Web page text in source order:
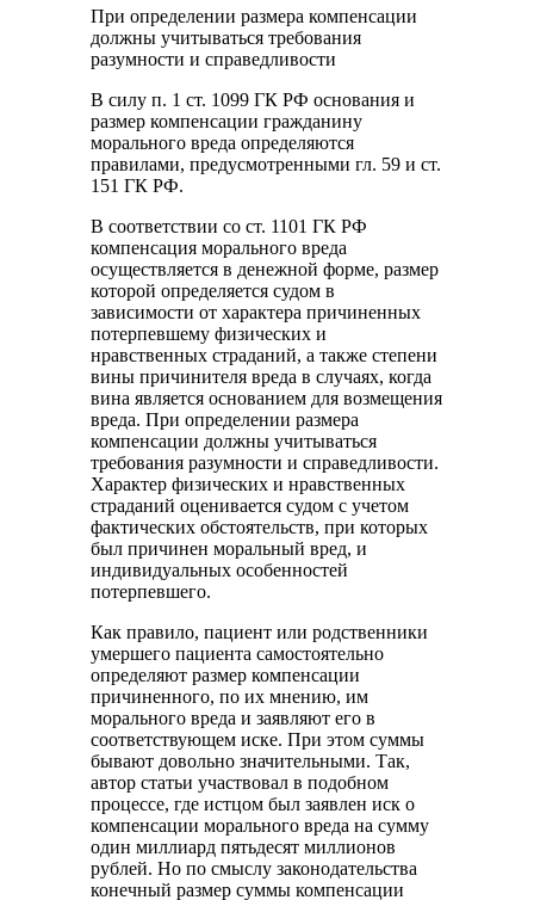
При определении размера компенсации
должны учитываться требования
разумности и справедливости
В силу п. 1 ст. 1099 ГК РФ основания и
размер компенсации гражданину
морального вреда определяются
правилами, предусмотренными гл. 59 и ст.
151 ГК РФ.
В соответствии со ст. 1101 ГК РФ
компенсация морального вреда
осуществляется в денежной форме, размер
которой определяется судом в
зависимости от характера причиненных
потерпевшему физических и
нравственных страданий, а также степени
вины причинителя вреда в случаях, когда
вина является основанием для возмещения
вреда. При определении размера
компенсации должны учитываться
требования разумности и справедливости.
Характер физических и нравственных
страданий оценивается судом с учетом
фактических обстоятельств, при которых
был причинен моральный вред, и
индивидуальных особенностей
потерпевшего.
Как правило, пациент или родственники
умершего пациента самостоятельно
определяют размер компенсации
причиненного, по их мнению, им
морального вреда и заявляют его в
соответствующем иске. При этом суммы
бывают довольно значительными. Так,
автор статьи участвовал в подобном
процессе, где истцом был заявлен иск о
компенсации морального вреда на сумму
один миллиард пятьдесят миллионов
рублей. Но по смыслу законодательства
конечный размер суммы компенсации